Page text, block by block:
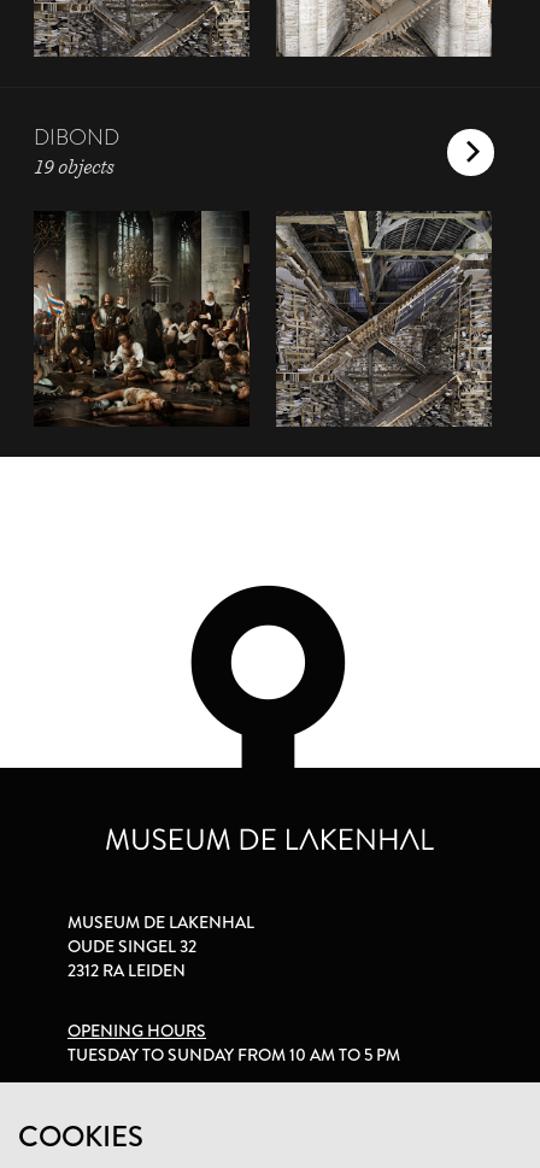
DIBOND
19 objects
COOKIES
MUSEUM DE LAKENHAL
OUDE SINGEL 32
2312 RA LEIDEN
OPENING HOURS
TUESDAY TO SUNDAY FROM 10 AM TO 5 PM